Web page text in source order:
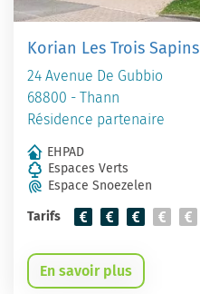
Korian Les Trois Sapins
24 Avenue De Gubbio
68800 - Thann
Résidence partenaire
EHPAD
Espaces Verts
Espace Snoezelen
Tarifs
En savoir plus